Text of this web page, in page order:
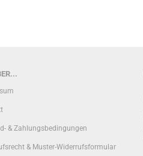
& Zahlungsbedingungen
& Muster-Widerrufsformular